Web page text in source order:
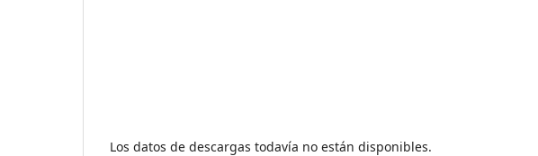
Los datos de descargas todavía no están disponibles.